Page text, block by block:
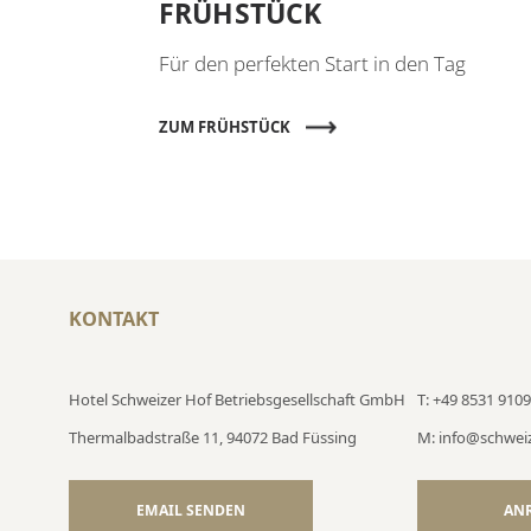
FRÜHSTÜCK
Für den perfekten Start in den Tag
ZUM FRÜHSTÜCK
KONTAKT
Hotel Schweizer Hof Betriebsgesellschaft GmbH
Thermalbadstraße 11, 94072 Bad Füssing
T: +49 8531
M:
EMAIL SENDEN